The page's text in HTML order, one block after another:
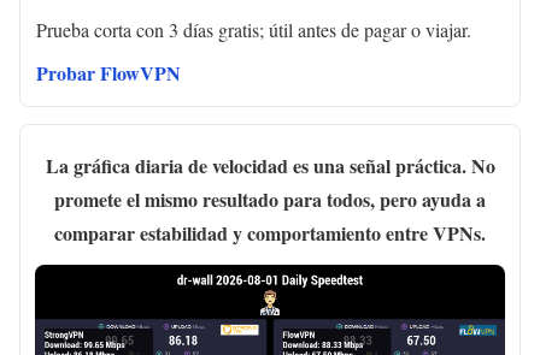
Prueba corta con 3 días gratis; útil antes de pagar o viajar.
Probar FlowVPN
La gráfica diaria de velocidad es una señal práctica. No
promete el mismo resultado para todos, pero ayuda a
comparar estabilidad y comportamiento entre VPNs.